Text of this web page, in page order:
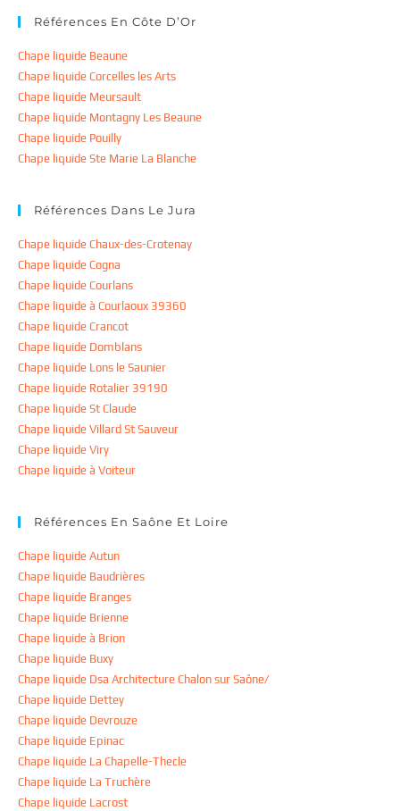
Références En Côte D’Or
Chape liquide Beaune
Chape liquide Corcelles les Arts
Chape liquide Meursault
Chape liquide Montagny Les Beaune
Chape liquide Pouilly
Chape liquide Ste Marie La Blanche
Références Dans Le Jura
Chape liquide Chaux-des-Crotenay
Chape liquide Cogna
Chape liquide Courlans
Chape liquide à Courlaoux 39360
Chape liquide Crancot
Chape liquide Domblans
Chape liquide Lons le Saunier
Chape liquide Rotalier 39190
Chape liquide St Claude
Chape liquide Villard St Sauveur
Chape liquide Viry
Chape liquide à Voiteur
Références En Saône Et Loire
Chape liquide Autun
Chape liquide Baudrières
Chape liquide Branges
Chape liquide Brienne
Chape liquide à Brion
Chape liquide Buxy
Chape liquide Dsa Architecture Chalon sur Saône/
Chape liquide Dettey
Chape liquide Devrouze
Chape liquide Epinac
Chape liquide La Chapelle-Thecle
Chape liquide La Truchère
Chape liquide Lacrost